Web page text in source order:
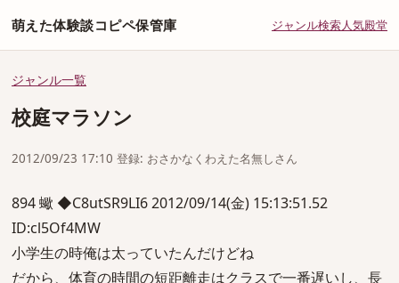
萌えた体験談コピペ保管庫 ジャンル検索人気殿堂
ジャンル一覧
校庭マラソン
2012/09/23 17:10 登録: おさかなくわえた名無しさん
894 蠍 ◆C8utSR9LI6 2012/09/14(金) 15:13:51.52
ID:cl5Of4MW
小学生の時俺は太っていたんだけどね
だから、体育の時間の短距離走はクラスで一番遅いし、長